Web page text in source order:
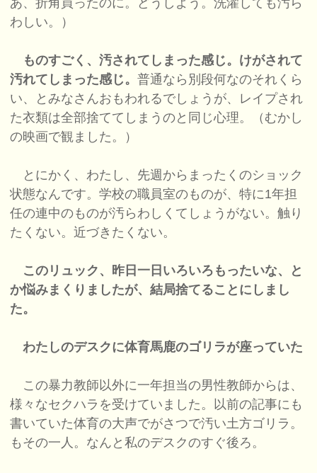
あ、折角買ったのに。どうしよう。洗濯しても汚ら
わしい。）
ものすごく、汚されてしまった感じ。けがされて
汚れてしまった感じ。普通なら別段何なのそれくら
い、とみなさんおもわれるでしょうが、レイプされ
た衣類は全部捨ててしまうのと同じ心理。（むかし
の映画で観ました。）
とにかく、わたし、先週からまったくのショック
状態なんです。学校の職員室のものが、特に1年担
任の連中のものが汚らわしくてしょうがない。触り
たくない。近づきたくない。
このリュック、昨日一日いろいろもったいな、と
か悩みまくりましたが、結局捨てることにしまし
た。
わたしのデスクに体育馬鹿のゴリラが座っていた
この暴力教師以外に一年担当の男性教師からは、
様々なセクハラを受けていました。以前の記事にも
書いていた体育の大声でがさつで汚い土方ゴリラ。
もその一人。なんと私のデスクのすぐ後ろ。